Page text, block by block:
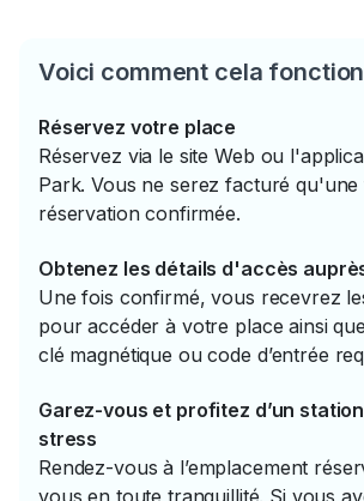
Voici comment cela
Réservez votre place
Réservez via le site Web ou
Park. Vous ne serez facturé qu'une
réservation confirmée.
Obtenez les détails d'accès
Une fois confirmé, vous recevrez
pour accéder à votre place ainsi
clé magnétique ou code d’entrée
Garez-vous et profitez d’un
stress
Rendez-vous à l’emplacement